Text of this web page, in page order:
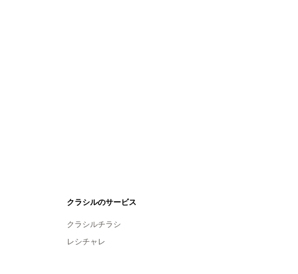
クラシルのサービス
クラシルチラシ
レシチャレ